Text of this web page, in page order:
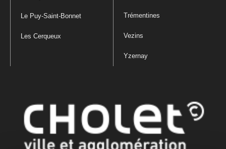
Le Puy-Saint-Bonnet
Les Cerqueux
Trémentines
Vezins
Yzernay